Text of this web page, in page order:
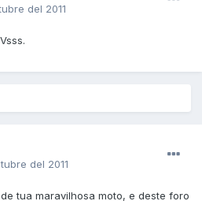
del 2011
del 2011
tua maravilhosa moto, e deste foro